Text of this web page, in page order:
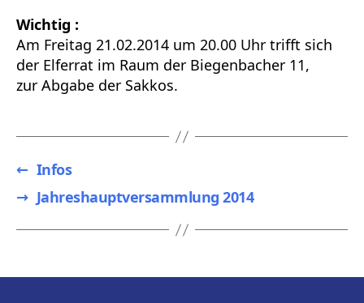
Wichtig :
Am Freitag 21.02.2014 um 20.00 Uhr trifft sich
der Elferrat im Raum der Biegenbacher 11,
zur Abgabe der Sakkos.
← Infos
→ Jahreshauptversammlung 2014